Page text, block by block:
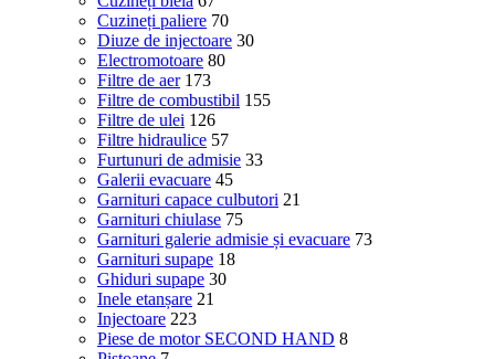
Cuzineți paliere 70
Diuze de injectoare 30
Electromotoare 80
Filtre de aer 173
Filtre de combustibil 155
Filtre de ulei 126
Filtre hidraulice 57
Furtunuri de admisie 33
Galerii evacuare 45
Garnituri capace culbutori 21
Garnituri chiulase 75
Garnituri galerie admisie și evacuare 73
Garnituri supape 18
Ghiduri supape 30
Inele etanșare 21
Injectoare 223
Piese de motor SECOND HAND 8